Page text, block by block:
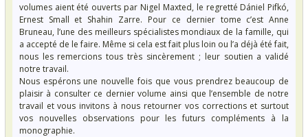
volumes aient été ouverts par Nigel Maxted, le regretté Dániel Pifkó,
Ernest Small et Shahin Zarre. Pour ce dernier tome c’est Anne
Bruneau, l’une des meilleurs spécialistes mondiaux de la famille, qui
a accepté de le faire. Même si cela est fait plus loin ou l’a déjà été fait,
nous les remercions tous très sincèrement ; leur soutien a validé
notre travail.
Nous espérons une nouvelle fois que vous prendrez beaucoup de
plaisir à consulter ce dernier volume ainsi que l’ensemble de notre
travail et vous invitons à nous retourner vos corrections et surtout
vos nouvelles observations pour les futurs compléments à la
monographie.